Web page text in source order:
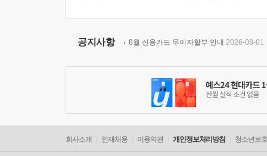
공지사항 8월 신용카드 무이자할부 안내 2026-08-01
회사소개 인재채용 이용약관 개인정보처리방침 청소년보